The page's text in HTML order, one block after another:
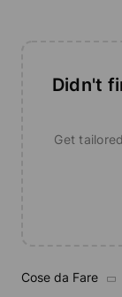
Didn't
Get
Cose da Fare